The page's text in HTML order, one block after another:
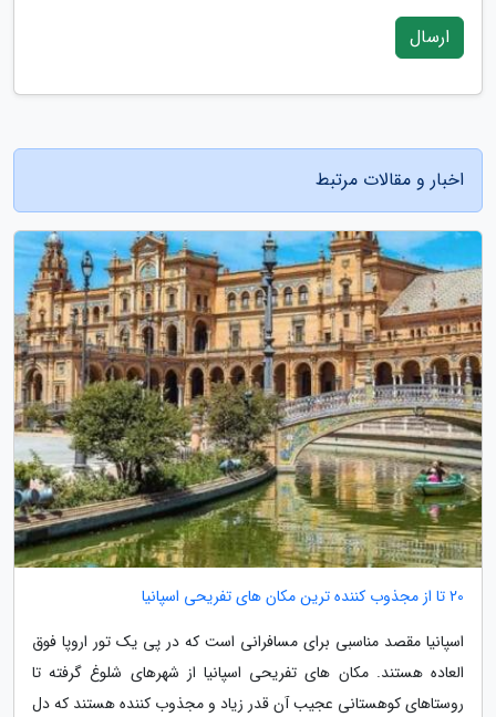
ارسال
اخبار و مقالات مرتبط
20 تا از مجذوب کننده ترین مکان های تفریحی اسپانیا
اسپانیا مقصد مناسبی برای مسافرانی است که در پی یک تور اروپا فوق
العاده هستند. مکان های تفریحی اسپانیا از شهرهای شلوغ گرفته تا
روستاهای کوهستانی عجیب آن قدر زیاد و مجذوب کننده هستند که دل